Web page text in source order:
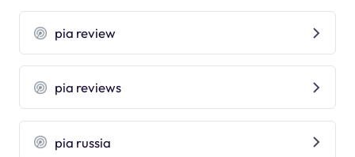
pia review
pia reviews
pia russia